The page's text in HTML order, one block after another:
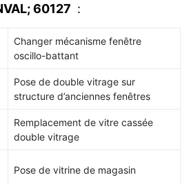
60127 :
Changer mécanisme fenêtre
oscillo-battant
Pose de double vitrage sur
structure d’anciennes fenêtres
Remplacement de vitre cassée
double vitrage
Pose de vitrine de magasin